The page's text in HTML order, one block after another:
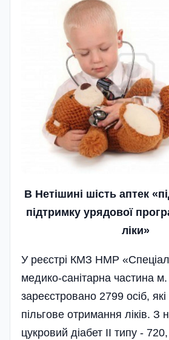
В Нетішині шість аптек
підтримку урядової
ліки»
У реєстрі КМЗ НМР
медико-санітарна частина
зареєстровано 2799 осіб,
пільгове отримання ліків. З
цукровий діабет ІІ типу -